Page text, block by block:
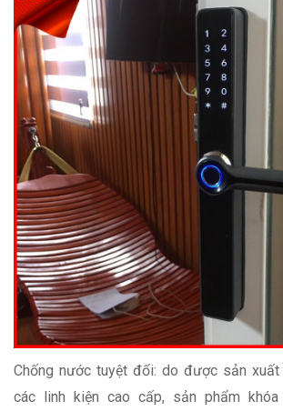
Chống nước tuyệt đối: do được sản
các linh kiện cao cấp, sản phẩm